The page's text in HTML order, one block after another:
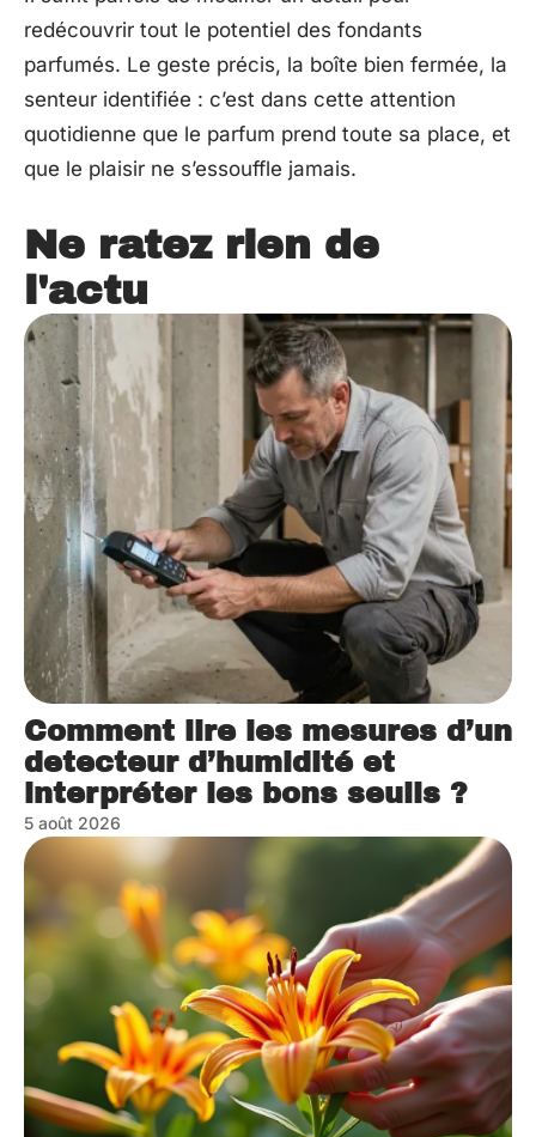
redécouvrir tout le potentiel des fondants
parfumés. Le geste précis, la boîte bien fermée, la
senteur identifiée : c’est dans cette attention
quotidienne que le parfum prend toute sa place, et
que le plaisir ne s’essouffle jamais.
Ne ratez rien de
l'actu
Comment lire les mesures d’un
detecteur d’humidité et
interpréter les bons seuils ?
5 août 2026